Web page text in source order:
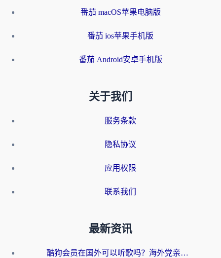
番茄 macOS苹果电脑版
番茄 ios苹果手机版
番茄 Android安卓手机版
关于我们
服务条款
隐私协议
应用权限
联系我们
最新资讯
酷狗会员在国外可以听歌吗？海外党亲测有效：3步解决音乐权限难题